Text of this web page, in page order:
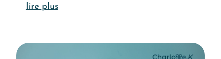
Lire l'article